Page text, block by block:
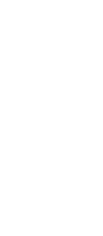
για λάπτοπ